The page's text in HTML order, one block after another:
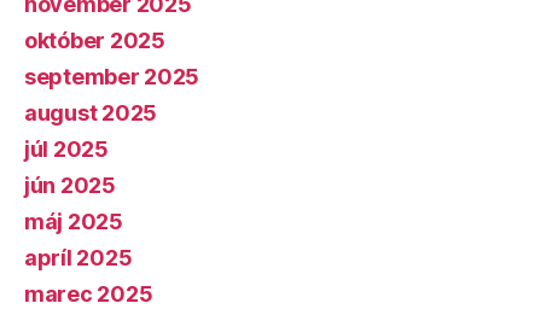
október 2025
september 2025
august 2025
júl 2025
jún 2025
máj 2025
apríl 2025
marec 2025